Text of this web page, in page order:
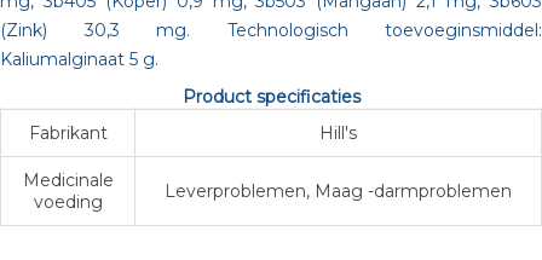
(Zink) 30,3 mg. Technologisch toevoeginsmiddel:
Kaliumalginaat 5 g.
Product specificaties
Fabrikant
Hill's
Medicinale
voeding
Leverproblemen, Maag -darmproblemen